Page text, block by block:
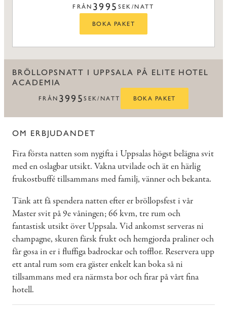
FRÅN 3995 SEK/NATT
BOKA PAKET
BRÖLLOPSNATT I UPPSALA PÅ ELITE HOTEL
ACADEMIA
FRÅN 3995SEK/NATT BOKA PAKET
OM ERBJUDANDET
Fira första natten som nygifta i Uppsalas högst belägna svit
med en oslagbar utsikt. Vakna utvilade och ät en härlig
frukostbuffé tillsammans med familj, vänner och bekanta.
Tänk att få spendera natten efter er bröllopsfest i vår
Master svit på 9e våningen; 66 kvm, tre rum och
fantastisk utsikt över Uppsala. Vid ankomst serveras ni
champagne, skuren färsk frukt och hemgjorda praliner och
får gosa in er i fluffiga badrockar och tofflor. Reservera upp
ett antal rum som era gäster enkelt kan boka så ni
tillsammans med era närmsta bor och firar på vårt fina
hotell.